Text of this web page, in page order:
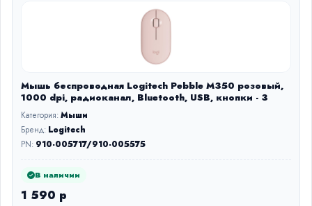
Мышь беспроводная Logitech Pebble M350 розовый,
1000 dpi, радиоканал, Bluetooth, USB, кнопки - 3
Категория:Мыши
Бренд: Logitech
PN: 910-005717/910-005575
В наличии
1 590 р